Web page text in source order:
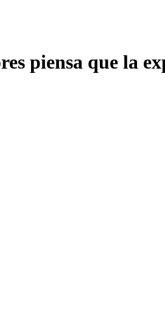
piensa que la